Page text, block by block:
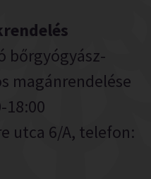
bőrgyógyász-
magánrendelése
18:00
utca 6/A, telefon: